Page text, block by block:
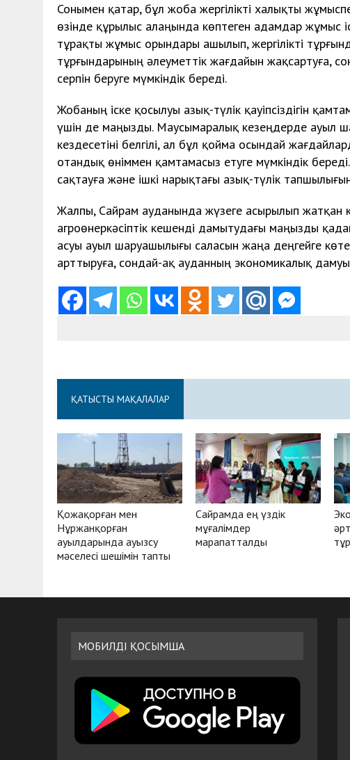
Сонымен қатар, бұл жоба жергілікті халықты
өзінде құрылыс алаңында көптеген адамдар жұмыс
тұрақты жұмыс орындары ашылып, жергілікті
тұрғындарының әлеуметтік жағдайын жақсартуға,
серпін беруге мүмкіндік береді.
Жобаның іске қосылуы азық-түлік қауіпсіздігін
үшін де маңызды. Маусымаралық кезеңдерде ауыл
кездесетіні белгілі, ал бұл қойма осындай
отандық өніммен қамтамасыз етуге мүмкіндік
сақтауға және ішкі нарықтағы азық-түлік
Жалпы, Сайрам ауданында жүзеге асырылып жатқан
агроөнеркәсіптік кешенді дамытудағы маңызды
асуы ауыл шаруашылығы саласын жаңа деңгейге
арттыруға, сондай-ақ ауданның экономикалық
ҚАТЫСТЫ МАҚАЛАЛАР
Қожақорған мен
Нұржанқорған
ауылдарында ауызсу
мәселесі шешімін тапты
Сайрамда ең үздік
мұғалімдер
марапатталды
МОБИЛДІ ҚОСЫМША